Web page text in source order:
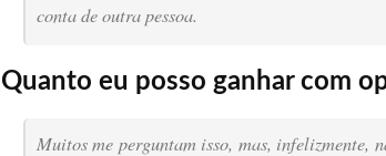
conta de outra pessoa.
Quanto eu posso ganhar com
Muitos me perguntam isso, mas, infelizmente,